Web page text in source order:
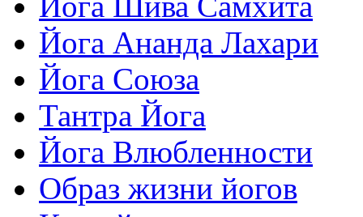
Йога Ананда Лахари
Йога Союза
Тантра Йога
Йога Влюбленности
Образ жизни йогов